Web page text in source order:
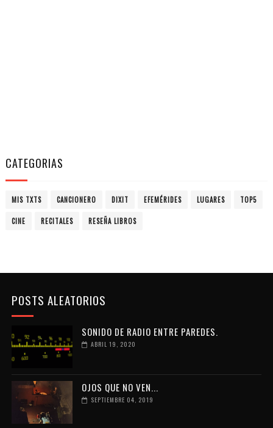
CATEGORIAS
MIS TXTS CANCIONERO DIXIT EFEMÉRIDES LUGARES TOP5
CINE RECITALES RESEÑA LIBROS
POSTS ALEATORIOS
SONIDO DE RADIO ENTRE PAREDES.
ABRIL 19, 2020
OJOS QUE NO VEN...
SEPTIEMBRE 04, 2019